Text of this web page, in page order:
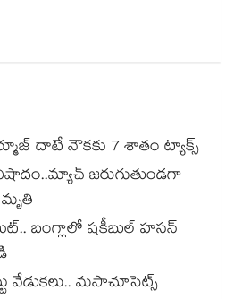
దాటే నౌకకు 7 శాతం ట్యాక్స్
జరుగుతుండగా
బంగ్లాలో షకీబుల్ హసన్
వేడుకలు.. మసాచూసెట్స్